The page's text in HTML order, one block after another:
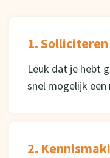
1. Solliciteren
Leuk dat je hebt
snel mogelijk een
2.